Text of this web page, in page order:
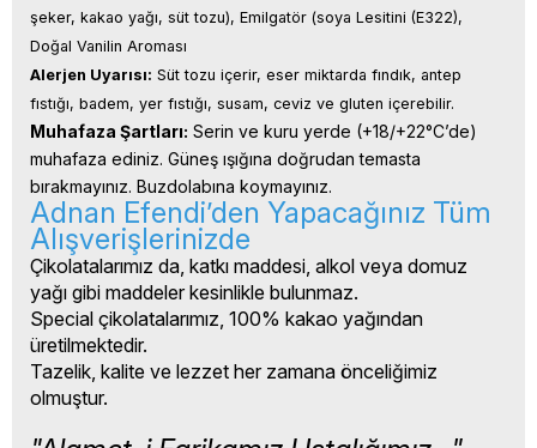
şeker, kakao yağı, süt tozu), Emilgatör (soya Lesitini (E322),
Doğal Vanilin Aroması
Alerjen Uyarısı: Süt tozu içerir, eser miktarda fındık, antep
fıstığı, badem, yer fıstığı, susam, ceviz ve gluten içerebilir.
Muhafaza Şartları: Serin ve kuru yerde (+18/+22°C’de)
muhafaza ediniz. Güneş ışığına doğrudan temasta
bırakmayınız. Buzdolabına koymayınız.
Adnan Efendi’den Yapacağınız Tüm
Alışverişlerinizde
Çikolatalarımız da, katkı maddesi, alkol veya domuz
yağı gibi maddeler kesinlikle bulunmaz.
Special çikolatalarımız, 100% kakao yağından
üretilmektedir.
Tazelik, kalite ve lezzet her zamana önceliğimiz
olmuştur.